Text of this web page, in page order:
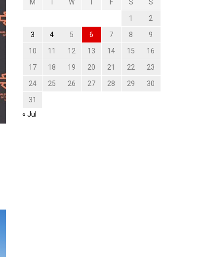
M T W T F S S
1 2
3 4 5 6 7 8 9
10 11 12 13 14 15 16
17 18 19 20 21 22 23
24 25 26 27 28 29 30
31
« Jul